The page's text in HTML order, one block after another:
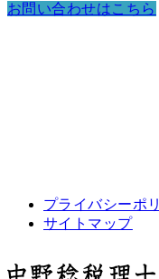
お問い合わせはこちら
プライバシーポ
サイトマップ